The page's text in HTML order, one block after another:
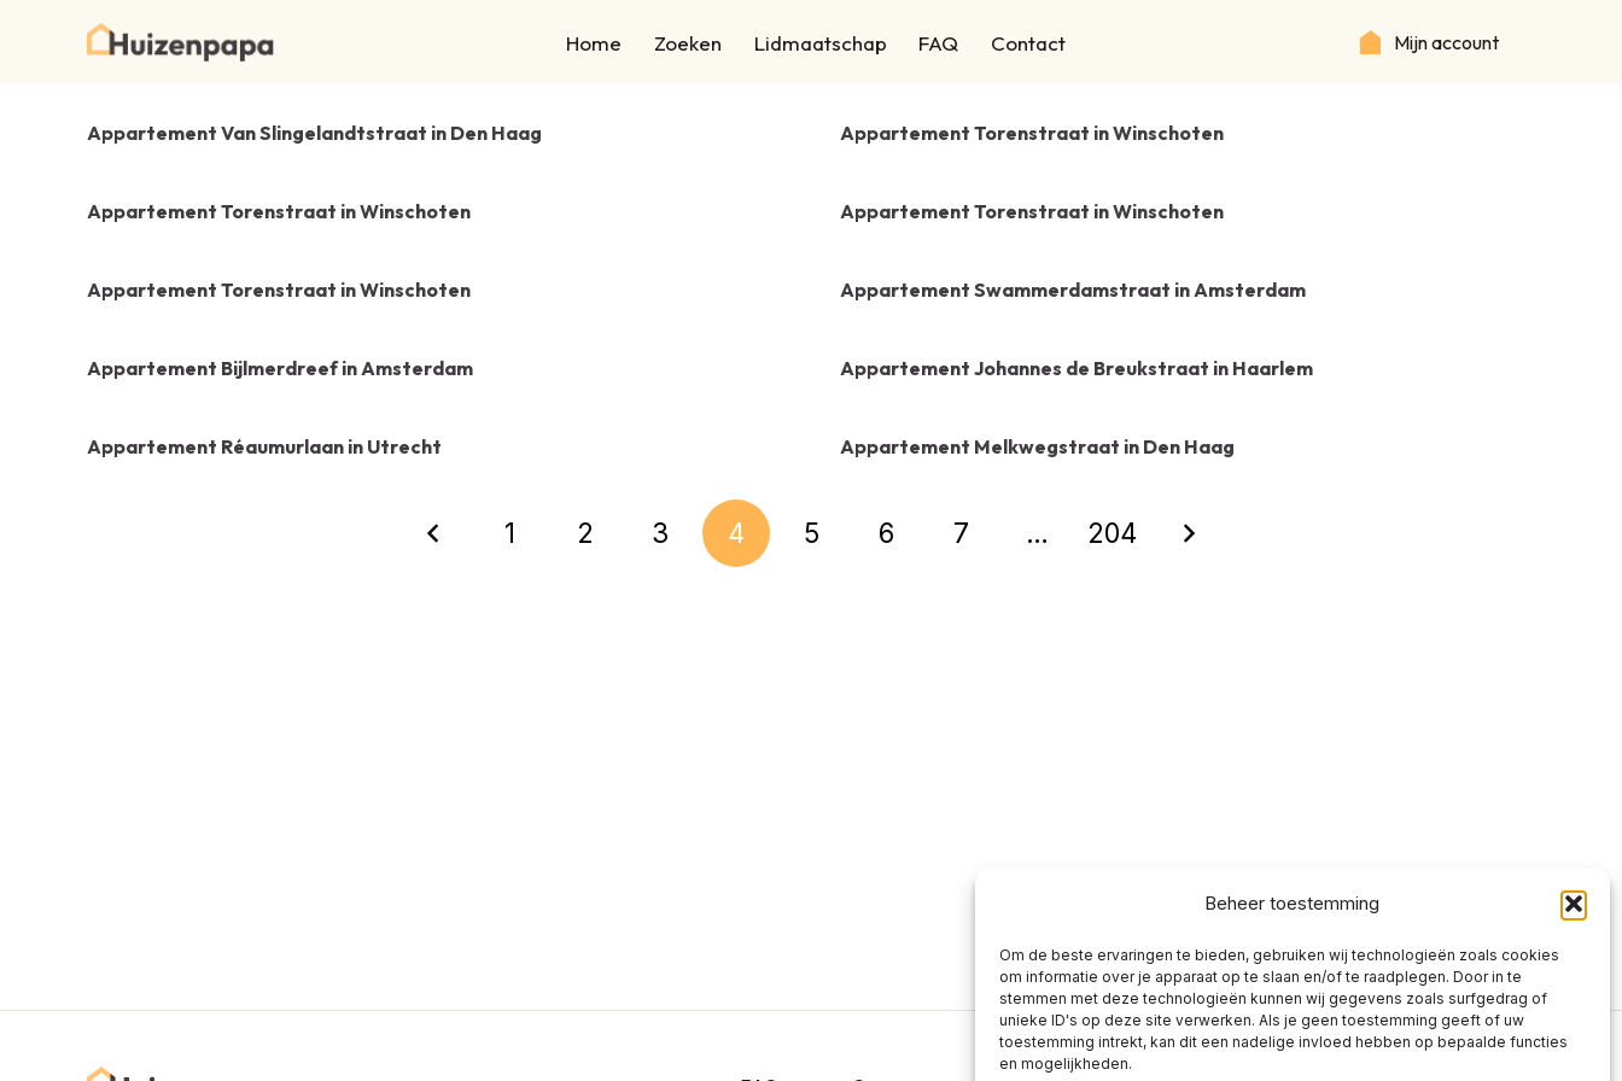
Beheer toestemming
Om de beste ervaringen te bieden, gebruiken wij technologieën zoals cookies
om informatie over je apparaat op te slaan en/of te raadplegen. Door in te
stemmen met deze technologieën kunnen wij gegevens zoals surfgedrag of
unieke ID's op deze site verwerken. Als je geen toestemming geeft of uw
toestemming intrekt, kan dit een nadelige invloed hebben op bepaalde functies
en mogelijkheden.
Home Zoeken Lidmaatschap FAQ Contact Mijn account
Appartement Van Slingelandtstraat in Den Haag Appartement Torenstraat in Winschoten
Appartement Torenstraat in Winschoten Appartement Torenstraat in Winschoten
Appartement Torenstraat in Winschoten Appartement Swammerdamstraat in Amsterdam
Appartement Bijlmerdreef in Amsterdam Appartement Johannes de Breukstraat in Haarlem
Appartement Réaumurlaan in Utrecht Appartement Melkwegstraat in Den Haag
1 2 3 4 5 6 7 … 204